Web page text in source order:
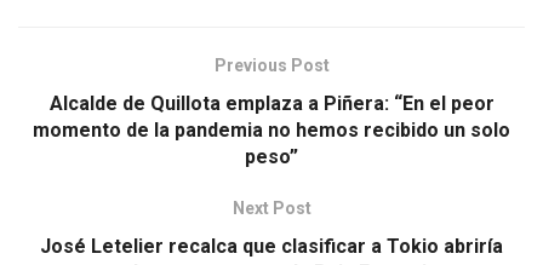
Previous Post
Alcalde de Quillota emplaza a Piñera: “En el peor
momento de la pandemia no hemos recibido un solo
peso”
Next Post
José Letelier recalca que clasificar a Tokio abriría